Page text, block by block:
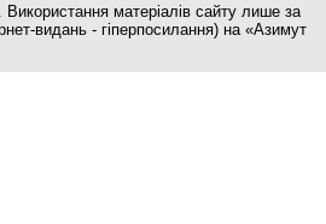
матеріалів сайту лише за
видань - гіперпосилання) на «Азимут